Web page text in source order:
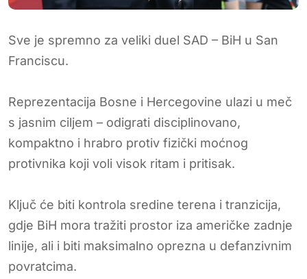
Sve je spremno za veliki duel SAD – BiH u San
Franciscu.
Reprezentacija Bosne i Hercegovine ulazi u meč
s jasnim ciljem – odigrati disciplinovano,
kompaktno i hrabro protiv fizički moćnog
protivnika koji voli visok ritam i pritisak.
Ključ će biti kontrola sredine terena i tranzicija,
gdje BiH mora tražiti prostor iza američke zadnje
linije, ali i biti maksimalno oprezna u defanzivnim
povratcima.